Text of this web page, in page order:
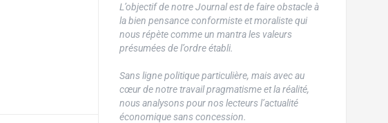
L’objectif de notre Journal est de faire obstacle à
la bien pensance conformiste et moraliste qui
nous répète comme un mantra les valeurs
présumées de l’ordre établi.
Sans ligne politique particulière, mais avec au
cœur de notre travail pragmatisme et la réalité,
nous analysons pour nos lecteurs l’actualité
économique sans concession.